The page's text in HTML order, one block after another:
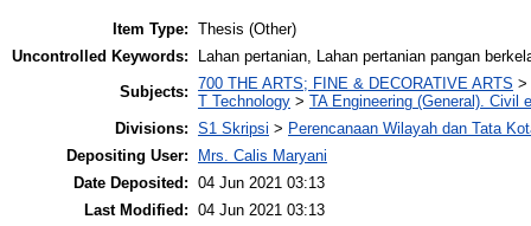
Item Type: Thesis (Other)
Uncontrolled Keywords:
Lahan pertanian, Lahan pertanian pangan
Subjects: 700 THE ARTS; FINE & DECORATIVE ARTS >
T Technology > TA Engineering (General). Civil
Divisions: S1 Skripsi > Perencanaan Wilayah dan Tata
Depositing User:
Mrs. Calis Maryani
Date Deposited: 04 Jun 2021 03:13
Last Modified: 04 Jun 2021 03:13